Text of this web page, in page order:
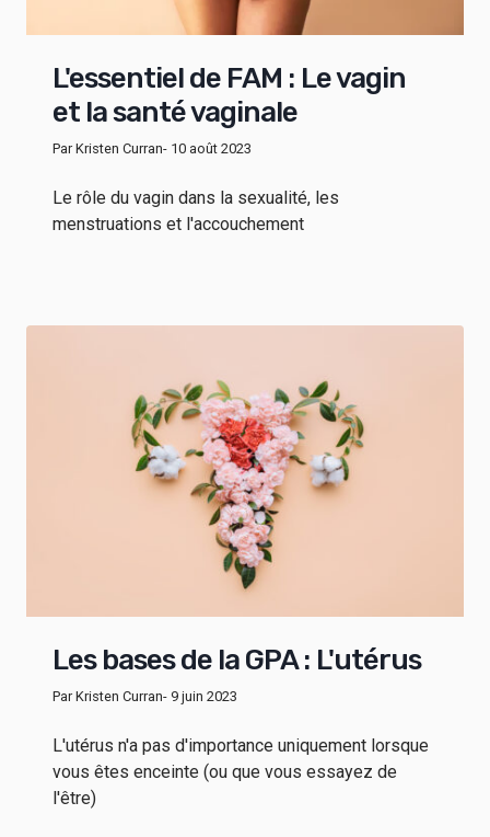
L'essentiel de FAM : Le vagin
et la santé vaginale
Par Kristen Curran- 10 août 2023
Le rôle du vagin dans la sexualité, les
menstruations et l'accouchement
Les bases de la GPA : L'utérus
Par Kristen Curran- 9 juin 2023
L'utérus n'a pas d'importance uniquement lorsque
vous êtes enceinte (ou que vous essayez de
l'être)